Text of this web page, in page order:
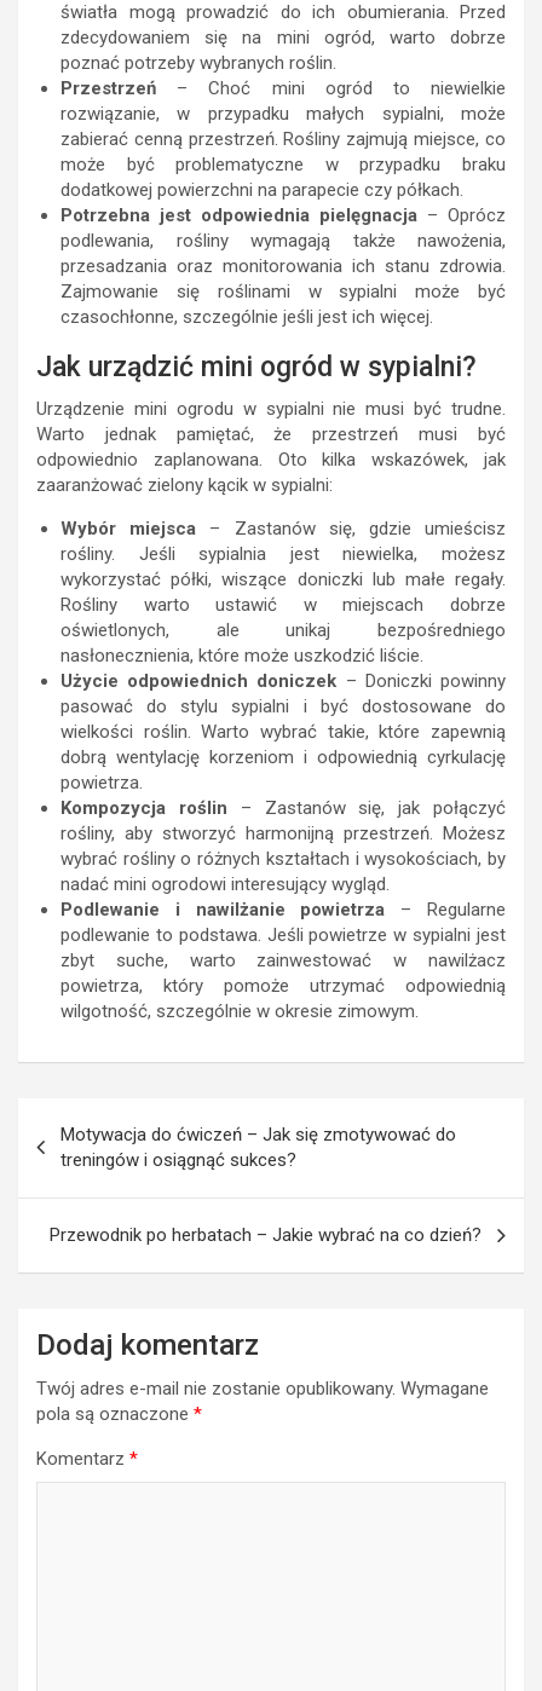
światła mogą prowadzić do ich obumierania. Przed
zdecydowaniem się na mini ogród, warto dobrze
poznać potrzeby wybranych roślin.
Przestrzeń – Choć mini ogród to niewielkie
rozwiązanie, w przypadku małych sypialni, może
zabierać cenną przestrzeń. Rośliny zajmują miejsce, co
może być problematyczne w przypadku braku
dodatkowej powierzchni na parapecie czy półkach.
Potrzebna jest odpowiednia pielęgnacja – Oprócz
podlewania, rośliny wymagają także nawożenia,
przesadzania oraz monitorowania ich stanu zdrowia.
Zajmowanie się roślinami w sypialni może być
czasochłonne, szczególnie jeśli jest ich więcej.
Jak urządzić mini ogród w sypialni?
Urządzenie mini ogrodu w sypialni nie musi być trudne.
Warto jednak pamiętać, że przestrzeń musi być
odpowiednio zaplanowana. Oto kilka wskazówek, jak
zaaranżować zielony kącik w sypialni:
Wybór miejsca – Zastanów się, gdzie umieścisz
rośliny. Jeśli sypialnia jest niewielka, możesz
wykorzystać półki, wiszące doniczki lub małe regały.
Rośliny warto ustawić w miejscach dobrze
oświetlonych, ale unikaj bezpośredniego
nasłonecznienia, które może uszkodzić liście.
Użycie odpowiednich doniczek – Doniczki powinny
pasować do stylu sypialni i być dostosowane do
wielkości roślin. Warto wybrać takie, które zapewnią
dobrą wentylację korzeniom i odpowiednią cyrkulację
powietrza.
Kompozycja roślin – Zastanów się, jak połączyć
rośliny, aby stworzyć harmonijną przestrzeń. Możesz
wybrać rośliny o różnych kształtach i wysokościach, by
nadać mini ogrodowi interesujący wygląd.
Podlewanie i nawilżanie powietrza – Regularne
podlewanie to podstawa. Jeśli powietrze w sypialni jest
zbyt suche, warto zainwestować w nawilżacz
powietrza, który pomoże utrzymać odpowiednią
wilgotność, szczególnie w okresie zimowym.
wpisu
Motywacja do ćwiczeń – Jak się zmotywować do
treningów i osiągnąć sukces?
Przewodnik po herbatach – Jakie wybrać na co dzień?
Dodaj komentarz
Twój adres e-mail nie zostanie opublikowany. Wymagane
pola są oznaczone *
Komentarz *